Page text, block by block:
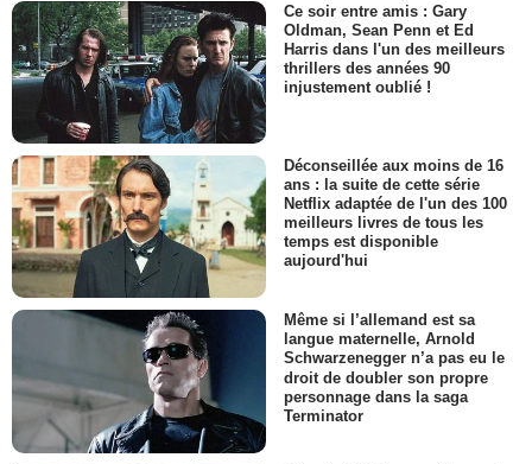
Ce soir entre amis : Gary
Oldman, Sean Penn et Ed
Harris dans l'un des meilleurs
thrillers des années 90
injustement oublié !
Déconseillée aux moins de 16
ans : la suite de cette série
Netflix adaptée de l'un des 100
meilleurs livres de tous les
temps est disponible
aujourd'hui
Même si l’allemand est sa
langue maternelle, Arnold
Schwarzenegger n’a pas eu le
droit de doubler son propre
personnage dans la saga
Terminator